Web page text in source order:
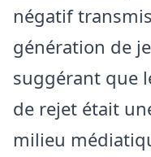
négatif
génération de
suggérant que
de rejet était
milieu